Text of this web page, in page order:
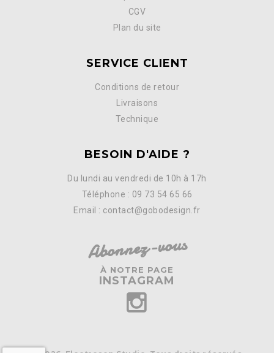
CGV
Plan du site
SERVICE CLIENT
Conditions de retour
Livraisons
Technique
BESOIN D'AIDE ?
Du lundi au vendredi de 10h à 17h
Téléphone : 09 73 54 65 66
Email : contact@gobodesign.fr
Abonnez-vous
À NOTRE PAGE
INSTAGRAM